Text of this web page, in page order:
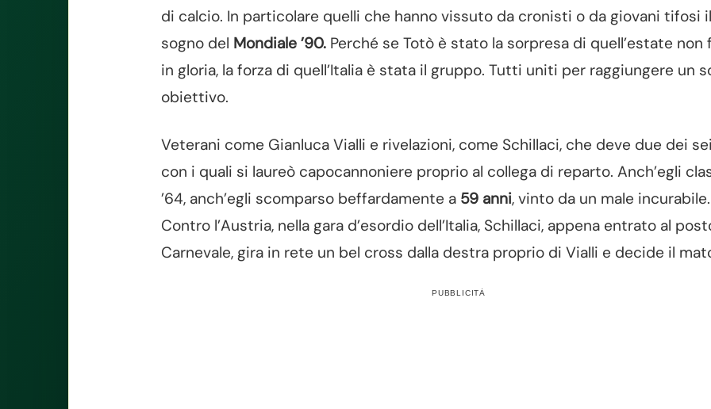
di calcio. In particolare quelli che hanno vissuto da cronisti o da giovani tifosi il
sogno del Mondiale ’90. Perché se Totò è stato la sorpresa di quell’estate non
in gloria, la forza di quell’Italia è stata il gruppo. Tutti uniti per raggiungere un
obiettivo.
Veterani come Gianluca Vialli e rivelazioni, come Schillaci, che deve due dei
con i quali si laureò capocannoniere proprio al collega di reparto. Anch’egli
’64, anch’egli scomparso beffardamente a 59 anni, vinto da un male incurabile.
Contro l’Austria, nella gara d’esordio dell’Italia, Schillaci, appena entrato al
Carnevale, gira in rete un bel cross dalla destra proprio di Vialli e decide il
PUBBLICITÀ